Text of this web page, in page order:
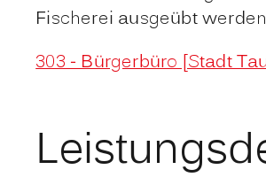
Fischerei ausgeübt
303 - Bürgerbüro [Stadt